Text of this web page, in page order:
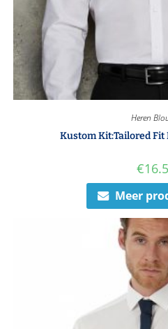
Heren
Kustom Kit:Tailored Fit
€
Meer